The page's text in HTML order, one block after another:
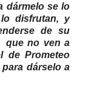
dármelo se lo
disfrutan, y
de su
que no ven a
de Prometeo
dárselo a